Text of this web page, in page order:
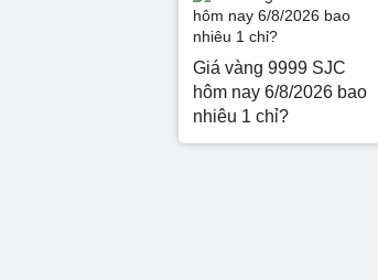
Giá vàng 9999 SJC
hôm nay 6/8/2026 bao
nhiêu 1 chỉ?